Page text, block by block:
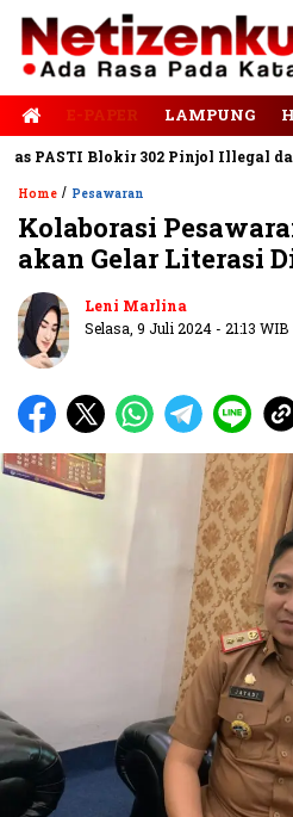
E-PAPER LAMPUNG
Blokir 302 Pinjol Illegal dan
Home / Pesawaran
Kolaborasi
akan Gelar Literasi
Leni Marlina
Selasa, 9 Juli 2024 - 21:13 WIB